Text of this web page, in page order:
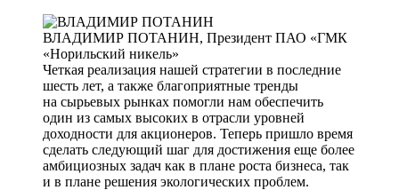
ВЛАДИМИР ПОТАНИН, Президент ПАО «ГМК
«Норильский никель»
Четкая реализация нашей стратегии в последние
шесть лет, а также благоприятные тренды
на сырьевых рынках помогли нам обеспечить
один из самых высоких в отрасли уровней
доходности для акционеров. Теперь пришло время
сделать следующий шаг для достижения еще более
амбициозных задач как в плане роста бизнеса, так
и в плане решения экологических проблем.